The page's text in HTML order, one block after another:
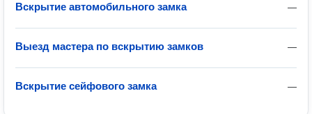
—
Вскрытие автомобильного замка
—
Выезд мастера по вскрытию замков
—
Вскрытие сейфового замка